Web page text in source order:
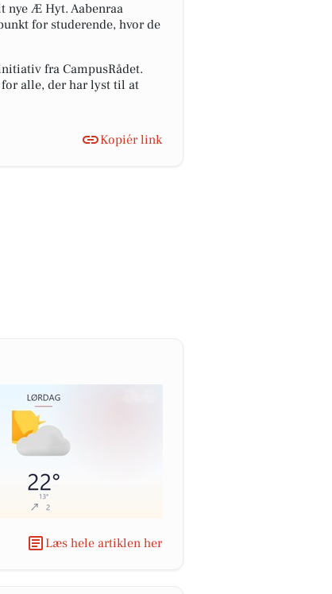
nye Æ Hyt. Aabenraa
for studerende, hvor de
fra CampusRådet.
alle, der har lyst til at
Kopiér link
Læs hele artiklen her